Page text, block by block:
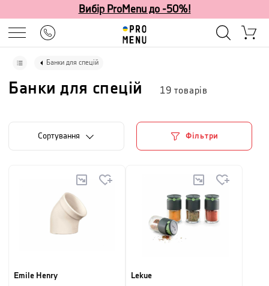
Вибір ProMenu до -50%!
Банки для спецій
Банки для спецій 19 товарів
Сортування Фільтри
Emile Henry
Lekue